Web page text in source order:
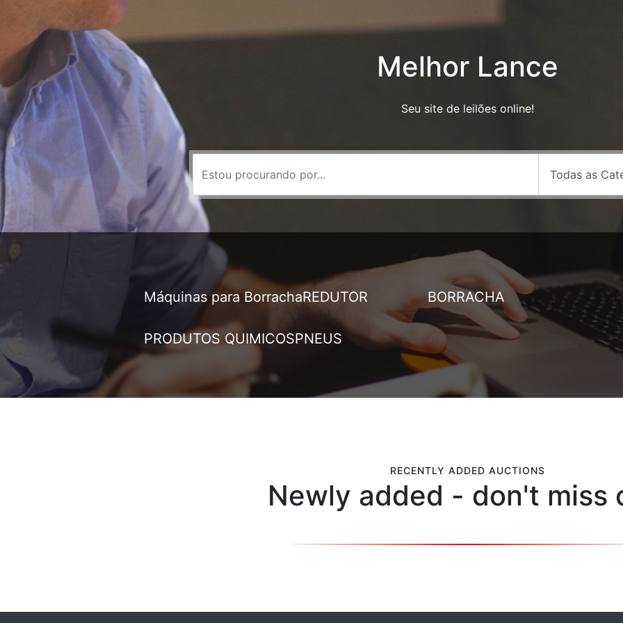
Melhor Lance
Seu site de leilões online!
Máquinas para BorrachaREDUTOR BORRACHA
PRODUTOS QUIMICOSPNEUS
RECENTLY ADDED AUCTIONS
Newly added - don't miss